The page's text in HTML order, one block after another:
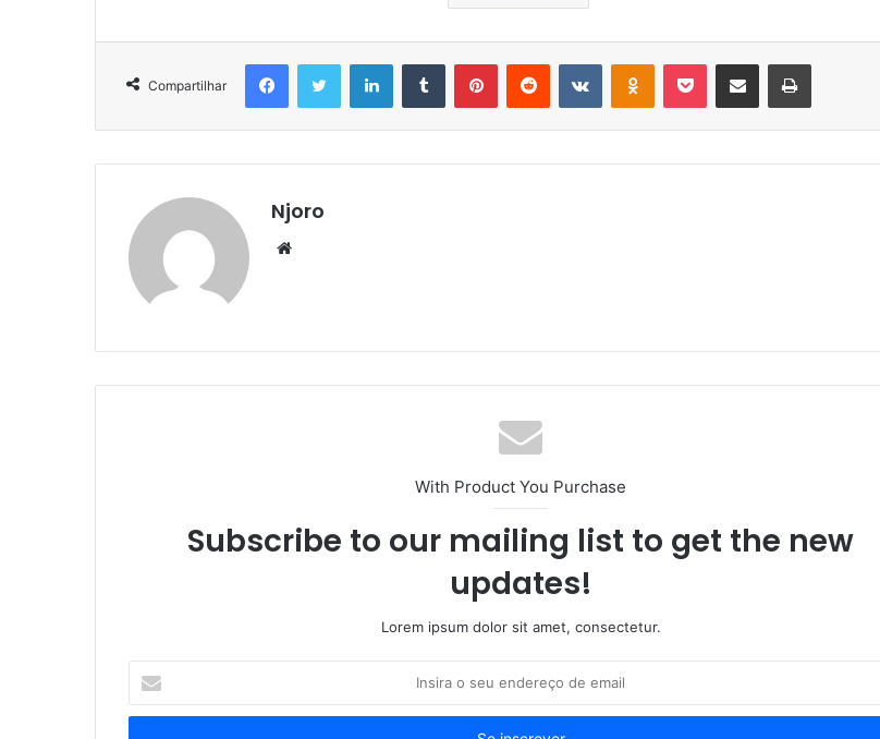
Compartilhar
FacebookTwitter LinkedinTumblr PinterestReddit VK OK Pocket Compartilhar via e-mail Imprimir
Njoro
Website
With Product You Purchase
Subscribe to our mailing list to get the new
updates!
Lorem ipsum dolor sit amet, consectetur.
seu